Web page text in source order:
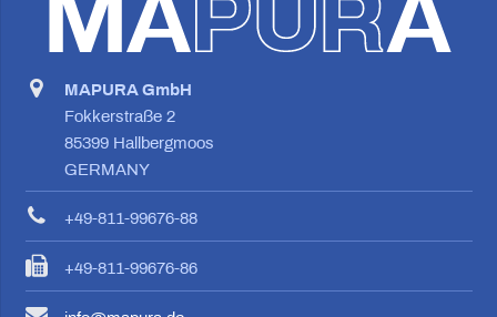
MAPURA GmbH
Fokkerstraße 2
85399 Hallbergmoos
GERMANY
+49-811-99676-88
+49-811-99676-86